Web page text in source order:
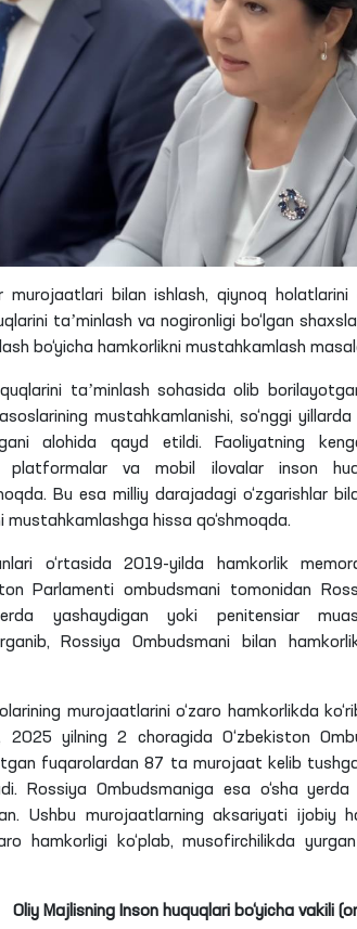
murojaatlari bilan ishlash, qiynoq
taʼminlash va nogironligi bo‘lgan
bo‘yicha hamkorlikni mustahkamlash
taʼminlash sohasida olib
mustahkamlanishi, so‘nggi
alohida qayd etildi. Faoliyatning
platformalar va mobil ilovalar inson
Bu esa milliy darajadagi o‘zgarishlar
hissa qo‘shmoqda.
o‘rtasida 2019-yilda hamkorlik
Parlamenti ombudsmani tomonidan
yashaydigan yoki penitensiar
Rossiya Ombudsmani bilan
murojaatlarini o‘zaro hamkorlikda
, 2025 yilning 2 choragida O‘zbekiston
fuqarolardan 87 ta murojaat kelib
Rossiya Ombudsmaniga esa o‘sha
Ushbu murojaatlarning aksariyati ijobiy
hamkorligi ko‘plab, musofirchilikda
Oliy Majlisning Inson huquqlari bo‘yicha vakili